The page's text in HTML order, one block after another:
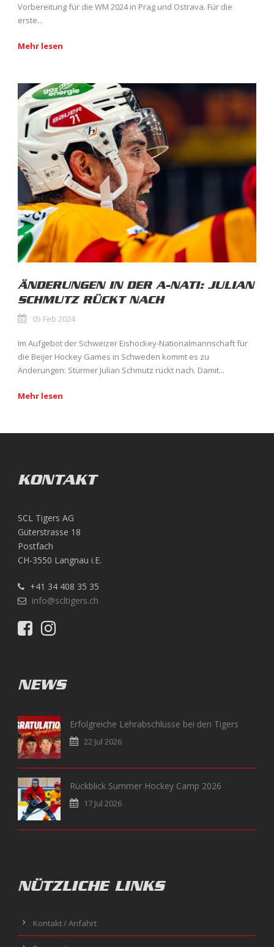
Vorbereitung für die WM 2024 in Prag und Ostrava. Für die
erste...
Mehr lesen
ÄNDERUNGEN IN DER A-NATI: JULIAN
SCHMUTZ RÜCKT NACH
05 Feb 2024
Im Aufgebot der Schweizer Eishockey-Nationalmannschaft für
die Beijer Hockey Games in Schweden kommt es zu
Änderungen: Stürmer Julian Schmutz rückt nach. Damit...
Mehr lesen
KONTAKT
SCL Tigers AG
Güterstrasse 18
Postfach
CH-3550 Langnau i.E.
+41 34 408 35 35
info@scltigers.ch
NEWS
Erfolgreiche Lehrabschlüsse bei den Tigers
22 Jul 2026
Rückblick Summer Hockey Camp 2026
17 Jul 2026
NÜTZLICHE LINKS
Kontakt / Anfahrt